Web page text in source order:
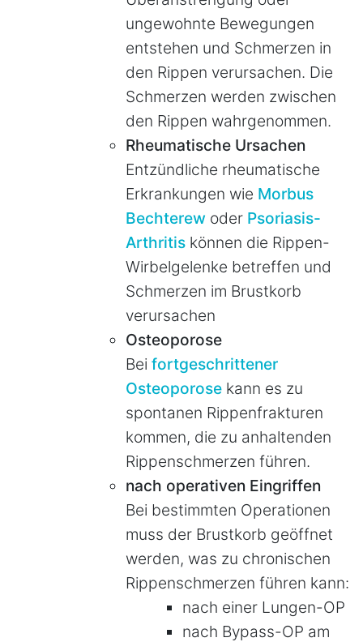
ungewohnte Bewegungen
entstehen und Schmerzen in
den Rippen verursachen. Die
Schmerzen werden zwischen
den Rippen wahrgenommen.
Rheumatische Ursachen
Entzündliche rheumatische
Erkrankungen wie Morbus
Bechterew oder Psoriasis-
Arthritis können die Rippen-
Wirbelgelenke betreffen und
Schmerzen im Brustkorb
verursachen
Osteoporose
Bei fortgeschrittener
Osteoporose kann es zu
spontanen Rippenfrakturen
kommen, die zu anhaltenden
Rippenschmerzen führen.
nach operativen Eingriffen
Bei bestimmten Operationen
muss der Brustkorb geöffnet
werden, was zu chronischen
Rippenschmerzen führen kann:
nach einer Lungen-OP
nach Bypass-OP am